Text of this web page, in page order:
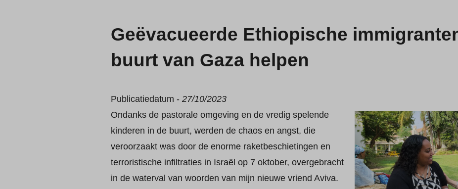
Geëvacueerde Ethiopische
buurt van Gaza helpen
Publicatiedatum - 27/10/2023
Ondanks de pastorale omgeving en de vredig spelende
kinderen in de buurt, werden de chaos en angst, die
veroorzaakt was door de enorme raketbeschietingen en
terroristische infiltraties in Israël op 7 oktober, overgebracht
in de waterval van woorden van mijn nieuwe vriend Aviva.